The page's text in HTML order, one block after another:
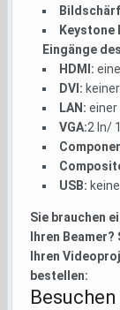
Eingänge
HDMI:
DVI: keiner
LAN: einer
VGA:2 In/
USB:
Sie brauchen
Ihren
Ihren
bestellen: